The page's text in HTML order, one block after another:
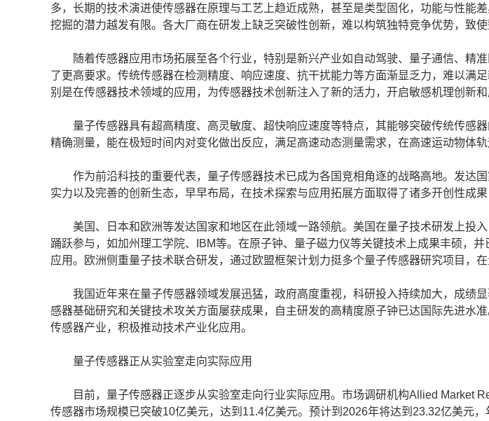
多，长期的技术演进使传感器在原理与工艺上趋近成熟，甚至是类型固化，功能与性能
挖掘的潜力越发有限。各大厂商在研发上缺乏突破性创新，难以构筑独特竞争优势，致使
随着传感器应用市场拓展至各个行业，特别是新兴产业如自动驾驶、量子通信、精准
了更高要求。传统传感器在检测精度、响应速度、抗干扰能力等方面渐显乏力，难以满
别是在传感器技术领域的应用，为传感器技术创新注入了新的活力，开启敏感机理创新和
量子传感器具有超高精度、高灵敏度、超快响应速度等特点，其能够突破传统传感器
精确测量，能在极短时间内对变化做出反应，满足高速动态测量需求，在高速运动物体轨
作为前沿科技的重要代表，量子传感器技术已成为各国竞相角逐的战略高地。发达国
实力以及完善的创新生态，早早布局，在技术探索与应用拓展方面取得了诸多开创性成果
美国、日本和欧洲等发达国家和地区在此领域一路领航。美国在量子技术研发上投入
踊跃参与，如加州理工学院、IBM等。在原子钟、量子磁力仪等关键技术上成果丰硕，
应用。欧洲侧重量子技术联合研发，通过欧盟框架计划力挺多个量子传感器研究项目，
我国近年来在量子传感器领域发展迅猛，政府高度重视，科研投入持续加大，成绩显
感器基础研究和关键技术攻关方面屡获成果，自主研发的高精度原子钟已达国际先进水
传感器产业，积极推动技术产业化应用。
量子传感器正从实验室走向实际应用
目前，量子传感器正逐步从实验室走向行业实际应用。市场调研机构Allied Market
传感器市场规模已突破10亿美元，达到11.4亿美元。预计到2026年将达到23.32亿美元